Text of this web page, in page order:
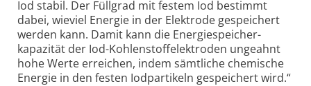
Iod stabil. Der Füllgrad mit festem Iod bestimmt
dabei, wieviel Energie in der Elektrode gespeichert
werden kann. Damit kann die Energiespeicher­
kapazität der Iod-Kohlenstoff­elektroden ungeahnt
hohe Werte erreichen, indem sämtliche chemische
Energie in den festen Iodpartikeln gespeichert wird.“